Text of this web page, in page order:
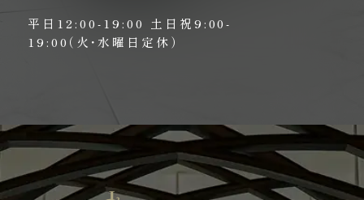
平日12:00-19:00 土日祝9:00-
19:00（火・水曜日定休）